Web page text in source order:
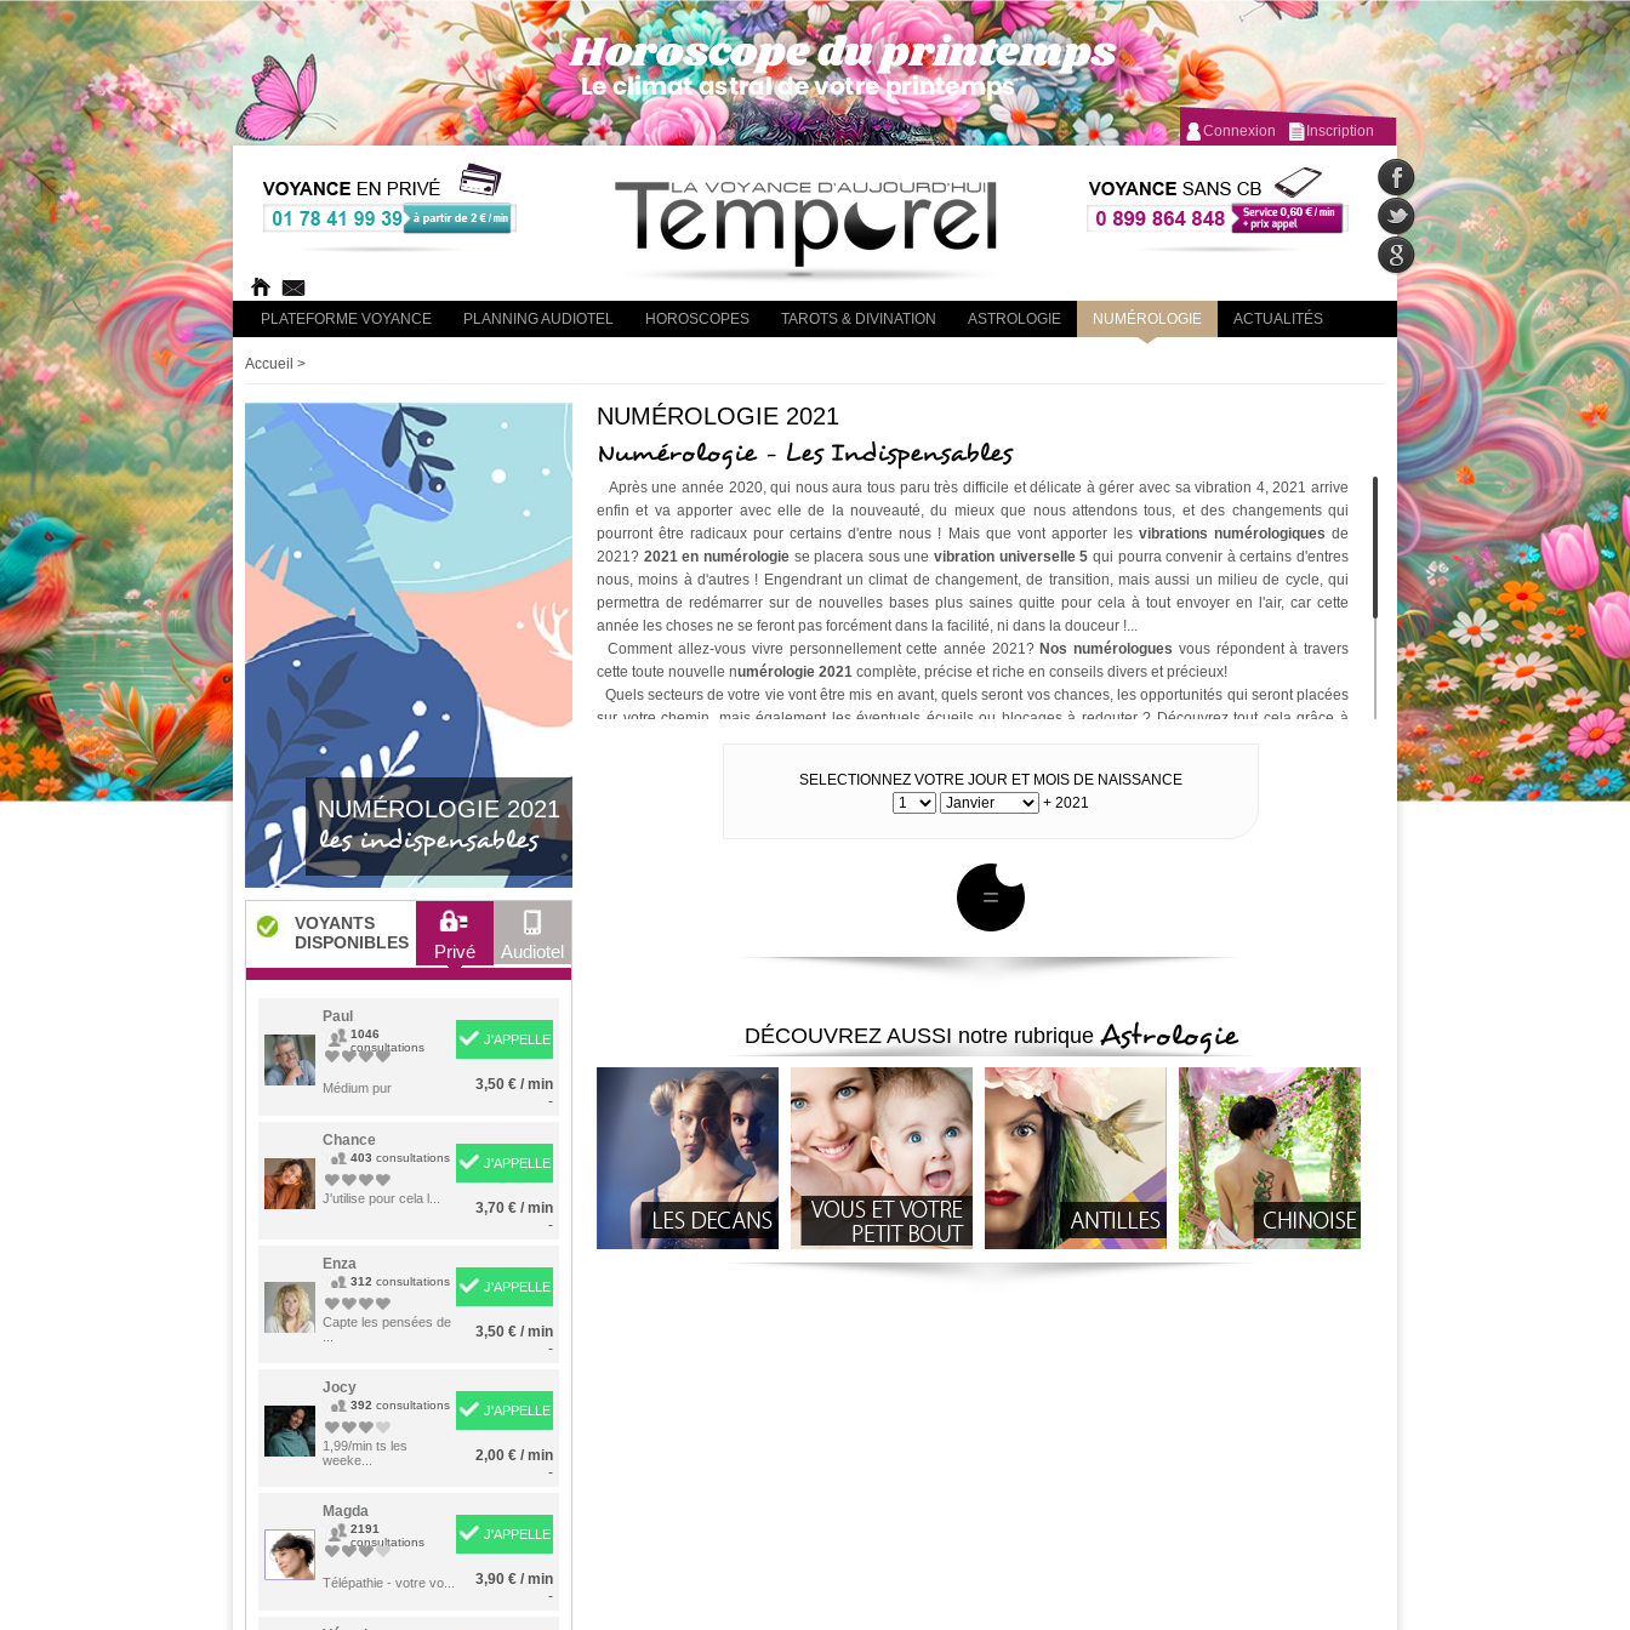
Connexion Inscription
PLATEFORME VOYANCE PLANNING AUDIOTEL HOROSCOPES TAROTS & DIVINATION ASTROLOGIE NUMÉROLOGIE ACTUALITÉS
Accueil >
NUMÉROLOGIE 2021
les indispensables
VOYANTS
DISPONIBLES
Privé Audiotel
Paul
1046
consultations
Médium pur
J'APPELLE
3,50 € / min
-
Chance
403 consultations
J'utilise pour cela l...
J'APPELLE
3,70 € / min
-
Enza
312 consultations
Capte les pensées de
J'APPELLE
3,50 € / min
-
Jocy
392 consultations
1,99/min ts les
weeke...
J'APPELLE
2,00 € / min
-
Magda
2191
consultations
Télépathie - votre vo...
J'APPELLE
3,90 € / min
-
NUMÉROLOGIE 2021
Numérologie - Les Indispensables
Après une année 2020, qui nous aura tous paru très difficile et délicate à gérer avec sa vibration 4, 2021 arrive
enfin et va apporter avec elle de la nouveauté, du mieux que nous attendons tous, et des changements qui
pourront être radicaux pour certains d'entre nous ! Mais que vont apporter les vibrations numérologiques de
2021? 2021 en numérologiese placera sous une vibration universelle 5 qui pourra convenir à certains d'entres
nous, moins à d'autres ! Engendrant un climat de changement, de transition, mais aussi un milieu de cycle, qui
permettra de redémarrer sur de nouvelles bases plus saines quitte pour cela à tout envoyer en l'air, car cette
année les choses ne se feront pas forcément dans la facilité, ni dans la douceur !...
Comment allez-vous vivre personnellement cette année 2021? Nos numérologues vous répondent à travers
cette toute nouvelle numérologie 2021 complète, précise et riche en conseils divers et précieux!
Quels secteurs de votre vie vont être mis en avant, quels seront vos chances, les opportunités qui seront placées
sur votre chemin, mais également les éventuels écueils ou blocages à redouter ? Découvrez tout cela grâce à
une visite détaillée de votre année 2021 grâce à l'étude de votre année personnelle pour 2021
N'attendez donc plus avant de découvrir votrenumérologie 2021 gratuite
étude numérologique 2021
SELECTIONNEZ VOTRE JOUR ET MOIS DE NAISSANCE
+ 2021
=
DÉCOUVREZ AUSSI notre rubrique Astrologie